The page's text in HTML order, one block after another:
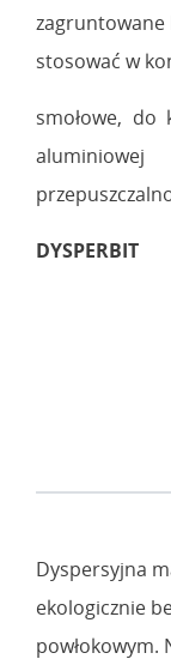
zagruntowane
stosować w
smołowe,
DYSPERBIT
Dyspersyjna
ekologicznie
powłokowym.